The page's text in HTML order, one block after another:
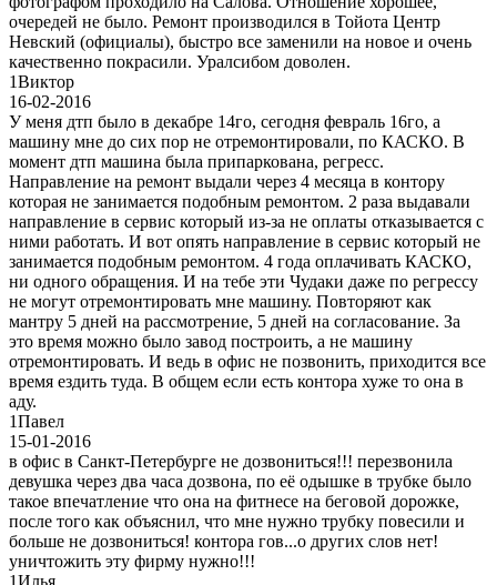
очередей не было. Ремонт производился в Тойота Центр
Невский (официалы), быстро все заменили на новое и очень
качественно покрасили. Уралсибом доволен.
1Виктор
16-02-2016
У меня дтп было в декабре 14го, сегодня февраль 16го, а
машину мне до сих пор не отремонтировали, по КАСКО. В
момент дтп машина была припаркована, регресс.
Направление на ремонт выдали через 4 месяца в контору
которая не занимается подобным ремонтом. 2 раза выдавали
направление в сервис который из-за не оплаты отказывается с
ними работать. И вот опять направление в сервис который не
занимается подобным ремонтом. 4 года оплачивать КАСКО,
ни одного обращения. И на тебе эти Чудаки даже по регрессу
не могут отремонтировать мне машину. Повторяют как
мантру 5 дней на рассмотрение, 5 дней на согласование. За
это время можно было завод построить, а не машину
отремонтировать. И ведь в офис не позвонить, приходится все
время ездить туда. В общем если есть контора хуже то она в
аду.
1Павел
15-01-2016
в офис в Санкт-Петербурге не дозвониться!!! перезвонила
девушка через два часа дозвона, по её одышке в трубке было
такое впечатление что она на фитнесе на беговой дорожке,
после того как объяснил, что мне нужно трубку повесили и
больше не дозвониться! контора гов...о других слов нет!
уничтожить эту фирму нужно!!!
1Илья